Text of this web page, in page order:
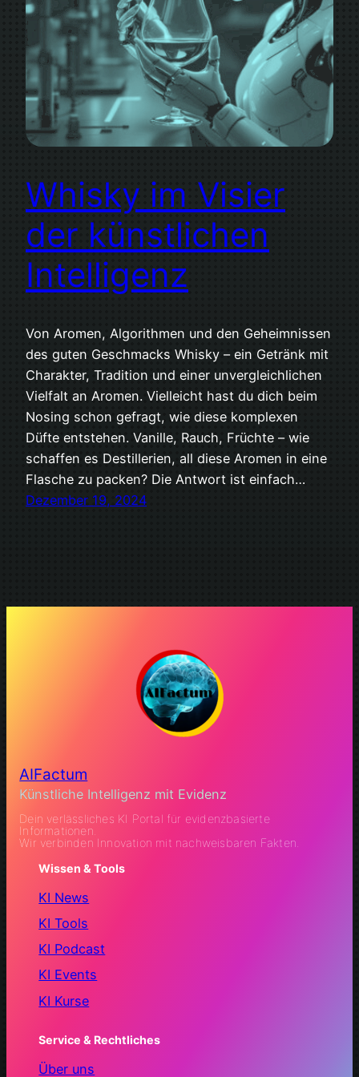
Whisky im Visier
der künstlichen
Intelligenz
Von Aromen, Algorithmen und den Geheimnissen
des guten Geschmacks Whisky – ein Getränk mit
Charakter, Tradition und einer unvergleichlichen
Vielfalt an Aromen. Vielleicht hast du dich beim
Nosing schon gefragt, wie diese komplexen
Düfte entstehen. Vanille, Rauch, Früchte – wie
schaffen es Destillerien, all diese Aromen in eine
Flasche zu packen? Die Antwort ist einfach…
Dezember 19, 2024
AIFactum
Künstliche Intelligenz mit Evidenz
Dein verlässliches KI Portal für evidenzbasierte
Informationen.
Wir verbinden Innovation mit nachweisbaren Fakten.
Wissen & Tools
KI News
KI Tools
KI Podcast
KI Events
KI Kurse
Service & Rechtliches
Über uns